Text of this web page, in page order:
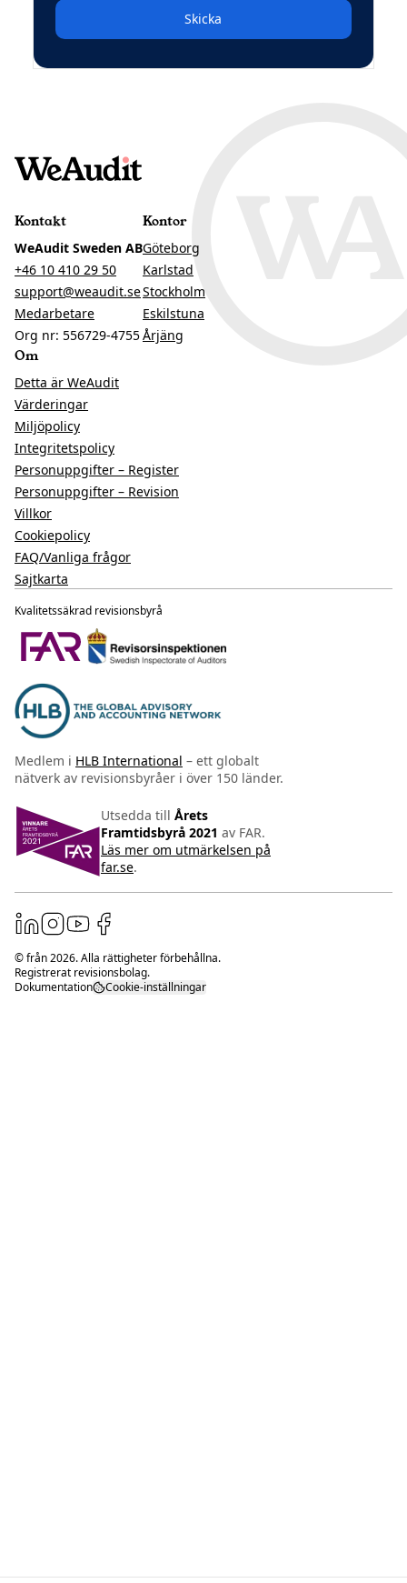
Skicka
Kontakt
WeAudit Sweden AB
+46 10 410 29 50
support@weaudit.se
Medarbetare
Org nr: 556729-4755
Kontor
Göteborg
Karlstad
Stockholm
Eskilstuna
Årjäng
Om
Detta är WeAudit
Värderingar
Miljöpolicy
Integritetspolicy
Personuppgifter – Register
Personuppgifter – Revision
Villkor
Cookiepolicy
FAQ/Vanliga frågor
Sajtkarta
Kvalitetssäkrad revisionsbyrå
Medlem i HLB International – ett globalt
nätverk av revisionsbyråer i över 150 länder.
Utsedda till Årets
Framtidsbyrå 2021 av FAR.
Läs mer om utmärkelsen på
far.se.
© från2026. Alla rättigheter förbehållna.
Registrerat revisionsbolag.
Dokumentation
Cookie-inställningar